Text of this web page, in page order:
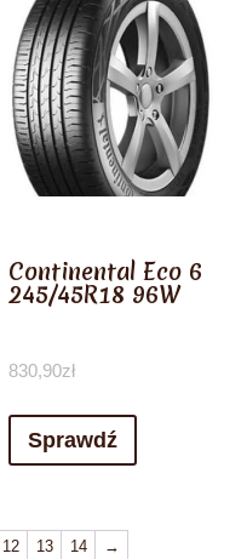
Continental Eco 6
245/45R18 96W
830,90zł
Sprawdź
12 13 14 →